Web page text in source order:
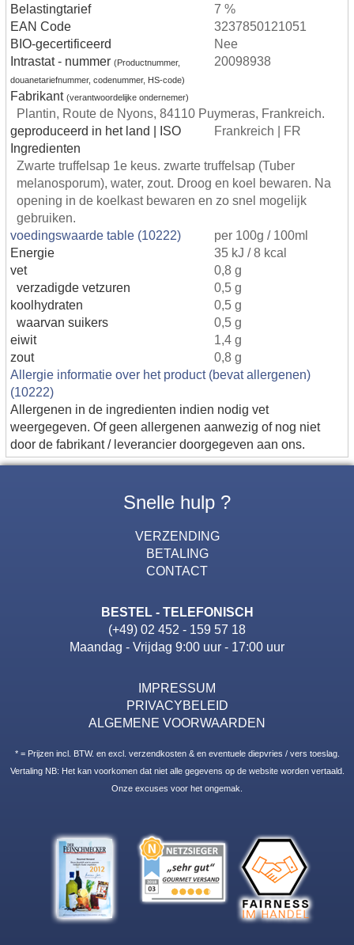
Belastingtarief
7 %
EAN Code
3237850121051
BIO-gecertificeerd
Nee
Intrastat - nummer (Productnummer,
douanetariefnummer, codenummer, HS-code)
20098938
Fabrikant (verantwoordelijke ondernemer)
Plantin, Route de Nyons, 84110 Puymeras, Frankreich.
geproduceerd in het land | ISO
Frankreich | FR
Ingredienten
Zwarte truffelsap 1e keus. zwarte truffelsap (Tuber
melanosporum), water, zout. Droog en koel bewaren. Na
opening in de koelkast bewaren en zo snel mogelijk
gebruiken.
voedingswaarde table (10222)
per 100g / 100ml
Energie
35 kJ / 8 kcal
vet
0,8 g
verzadigde vetzuren
0,5 g
koolhydraten
0,5 g
waarvan suikers
0,5 g
eiwit
1,4 g
zout
0,8 g
Allergie informatie over het product (bevat allergenen)
(10222)
Allergenen in de ingredienten indien nodig vet
weergegeven. Of geen allergenen aanwezig of nog niet
door de fabrikant / leverancier doorgegeven aan ons.
Snelle hulp ?
VERZENDING
BETALING
CONTACT
BESTEL - TELEFONISCH
(+49) 02 452 - 159 57 18
Maandag - Vrijdag 9:00 uur - 17:00 uur
IMPRESSUM
PRIVACYBELEID
ALGEMENE VOORWAARDEN
* = Prijzen incl. BTW. en excl. verzendkosten & en eventuele diepvries / vers toeslag.
Vertaling NB: Het kan voorkomen dat niet alle gegevens op de website worden vertaald.
Onze excuses voor het ongemak.